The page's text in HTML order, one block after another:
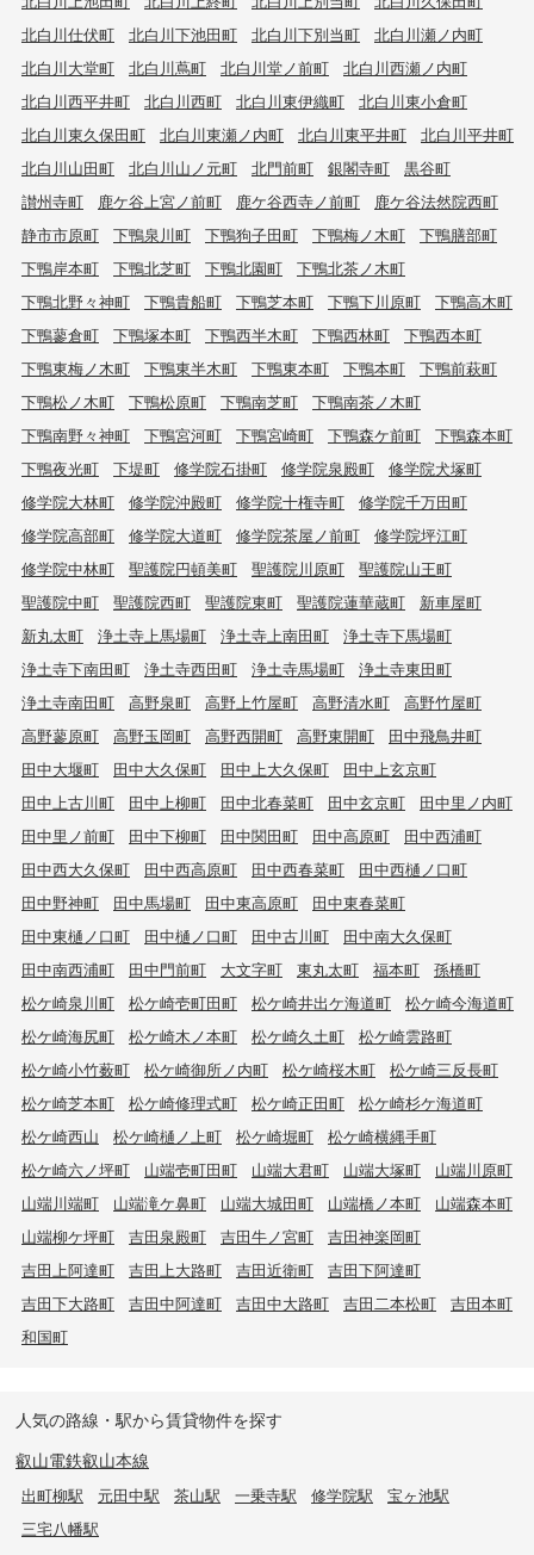
北白川仕伏町
北白川下池田町 北白川下別当町
北白川瀬ノ内町
北白川大堂町
北白川蔦町 北白川堂ノ前町
北白川西瀬ノ内町
北白川西平井町
北白川西町 北白川東伊織町
北白川東小倉町
北白川東久保田町
北白川東瀬ノ内町 北白川東平井町
北白川平井町
北白川山田町
北白川山ノ元町 北門前町 銀閣寺町
黒谷町
讃州寺町
鹿ケ谷上宮ノ前町 鹿ケ谷西寺ノ前町
鹿ケ谷法然院西町
静市市原町
下鴨泉川町 下鴨狗子田町 下鴨梅ノ木町
下鴨膳部町
下鴨岸本町
下鴨北芝町 下鴨北園町
下鴨北茶ノ木町
下鴨北野々神町
下鴨貴船町 下鴨芝本町 下鴨下川原町
下鴨高木町
下鴨蓼倉町
下鴨塚本町 下鴨西半木町 下鴨西林町
下鴨西本町
下鴨東梅ノ木町
下鴨東半木町 下鴨東本町 下鴨本町
下鴨前萩町
下鴨松ノ木町
下鴨松原町 下鴨南芝町
下鴨南茶ノ木町
下鴨南野々神町
下鴨宮河町 下鴨宮崎町 下鴨森ケ前町
下鴨森本町
下鴨夜光町
下堤町 修学院石掛町 修学院泉殿町
修学院犬塚町
修学院大林町
修学院沖殿町 修学院十権寺町
修学院千万田町
修学院高部町
修学院大道町 修学院茶屋ノ前町
修学院坪江町
修学院中林町
聖護院円頓美町 聖護院川原町
聖護院山王町
聖護院中町
聖護院西町 聖護院東町 聖護院蓮華蔵町
新車屋町
新丸太町
浄土寺上馬場町 浄土寺上南田町
浄土寺下馬場町
浄土寺下南田町
浄土寺西田町 浄土寺馬場町
浄土寺東田町
浄土寺南田町
高野泉町 高野上竹屋町 高野清水町
高野竹屋町
高野蓼原町
高野玉岡町 高野西開町 高野東開町
田中飛鳥井町
田中大堰町
田中大久保町 田中上大久保町
田中上玄京町
田中上古川町
田中上柳町 田中北春菜町 田中玄京町
田中里ノ内町
田中里ノ前町
田中下柳町 田中関田町 田中高原町
田中西浦町
田中西大久保町
田中西高原町 田中西春菜町
田中西樋ノ口町
田中野神町
田中馬場町 田中東高原町
田中東春菜町
田中東樋ノ口町
田中樋ノ口町 田中古川町
田中南大久保町
田中南西浦町
田中門前町 大文字町 東丸太町 福本町
孫橋町
松ケ崎泉川町
松ケ崎壱町田町 松ケ崎井出ケ海道町
松ケ崎今海道町
松ケ崎海尻町
松ケ崎木ノ本町 松ケ崎久土町
松ケ崎雲路町
松ケ崎小竹薮町
松ケ崎御所ノ内町 松ケ崎桜木町
松ケ崎三反長町
松ケ崎芝本町
松ケ崎修理式町 松ケ崎正田町
松ケ崎杉ケ海道町
松ケ崎西山
松ケ崎樋ノ上町 松ケ崎堀町
松ケ崎横縄手町
松ケ崎六ノ坪町
山端壱町田町 山端大君町 山端大塚町
山端川原町
山端川端町
山端滝ケ鼻町 山端大城田町 山端橋ノ本町
山端森本町
山端柳ケ坪町
吉田泉殿町 吉田牛ノ宮町
吉田神楽岡町
吉田上阿達町
吉田上大路町 吉田近衛町
吉田下阿達町
吉田下大路町
吉田中阿達町 吉田中大路町 吉田二本松町
吉田本町
和国町
人気の路線・駅から賃貸物件を探す
叡山電鉄叡山本線
出町柳駅 元田中駅 茶山駅 一乗寺駅 修学院駅
宝ヶ池駅
三宅八幡駅